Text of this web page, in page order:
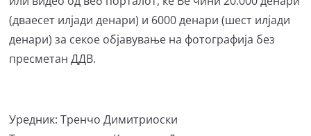
(дваесет илјади денари) и 6000 денари (шест илјади
денари) за секое објавување на фотографија без
пресметан ДДВ.
Уредник: Тренчо Димитриоски